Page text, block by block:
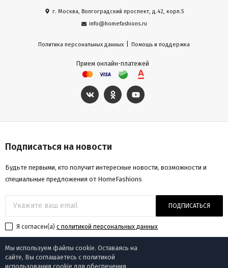
г. Москва, Волгоградский проспект, д.42, корп.5
info@homefashions.ru
Политика персональных данных Помощь и поддержка
Прием онлайн-платежей
Подписаться на новости
Будьте первыми, кто получит интересные новости, возможности и
специальные предложения от HomeFashions
ПОДПИСАТЬСЯ
Я согласен(a) с политикой персональных данных
Мы используем файлы cookie. Оставаясь на
сайте, Вы соглашаетесь с политикой
использования cookie для обеспечения